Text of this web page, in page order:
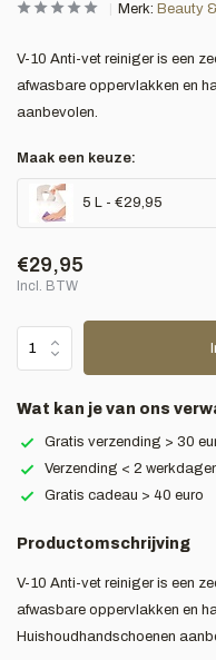
Merk: Beauty
V-10 Anti-vet reiniger is een
afwasbare oppervlakken en
aanbevolen.
Maak een keuze:
5 L - €29,95
€29,95
Incl. BTW
Wat kan je van ons
Gratis verzending > 30
Verzending < 2
Gratis cadeau > 40 euro
Productomschrijving
V-10 Anti-vet reiniger is een
afwasbare oppervlakken en
Huishoudhandschoenen